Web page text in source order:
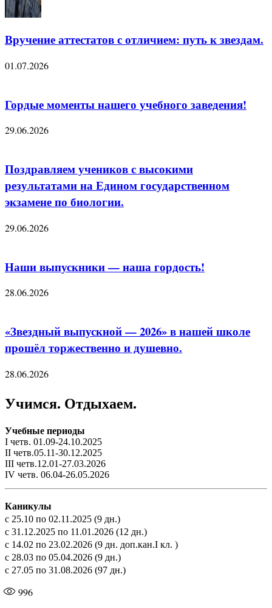
Вручение аттестатов с отличием: путь к звездам.
01.07.2026
Гордые моменты нашего учебного заведения!
29.06.2026
Поздравляем учеников с высокими
результатами на Едином государственном
экзамене по биологии.
29.06.2026
Наши выпускники — наша гордость!
28.06.2026
«Звездный выпускной — 2026» в нашей школе
прошёл торжественно и душевно.
28.06.2026
Учимся. Отдыхаем.
Учебные периоды
I четв. 01.09-24.10.2025
II четв.05.11-30.12.2025
III четв.12.01-27.03.2026
IV четв. 06.04-26.05.2026
Каникулы
с 25.10 по 02.11.2025 (9 дн.)
с 31.12.2025 по 11.01.2026 (12 дн.)
с 14.02 по 23.02.2026 (9 дн. доп.кан.I кл. )
с 28.03 по 05.04.2026 (9 дн.)
с 27.05 по 31.08.2026 (97 дн.)
996